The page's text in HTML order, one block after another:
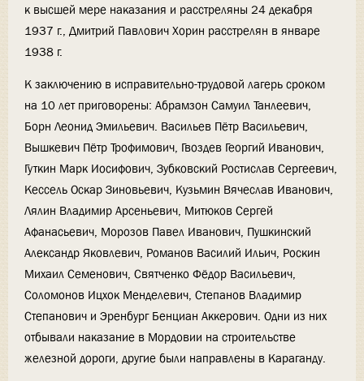
к высшей мере наказания и расстреляны 24 декабря
1937 г., Дмитрий Павлович Хорин расстрелян в январе
1938 г.
К заключению в исправительно-трудовой лагерь сроком
на 10 лет приговорены: Абрамзон Самуил Танлеевич,
Борн Леонид Эмильевич. Васильев Пётр Васильевич,
Вышкевич Пётр Трофимович, Гвоздев Георгий Иванович,
Гуткин Марк Иосифович, Зубковский Ростислав Сергеевич,
Кессель Оскар Зиновьевич, Кузьмин Вячеслав Иванович,
Лялин Владимир Арсеньевич, Митюков Сергей
Афанасьевич, Морозов Павел Иванович, Пушкинский
Александр Яковлевич, Романов Василий Ильич, Роскин
Михаил Семенович, Святченко Фёдор Васильевич,
Соломонов Ицхок Менделевич, Степанов Владимир
Степанович и Эренбург Бенциан Аккерович. Одни из них
отбывали наказание в Мордовии на строительстве
железной дороги, другие были направлены в Караганду.